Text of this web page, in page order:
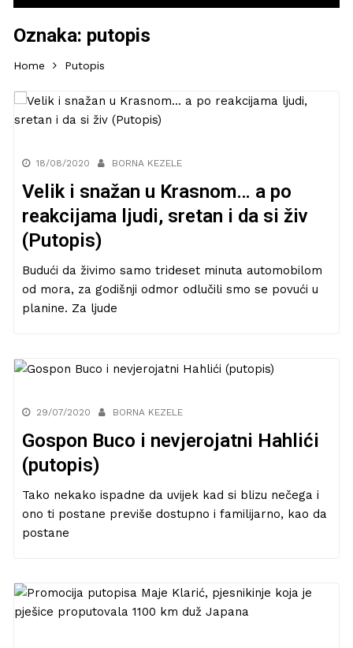
Oznaka: putopis
Home Putopis
18/08/2020 BORNA KEZELE
Velik i snažan u Krasnom… a po
reakcijama ljudi, sretan i da si živ
(Putopis)
Budući da živimo samo trideset minuta automobilom
od mora, za godišnji odmor odlučili smo se povući u
planine. Za ljude
29/07/2020 BORNA KEZELE
Gospon Buco i nevjerojatni Hahlići
(putopis)
Tako nekako ispadne da uvijek kad si blizu nečega i
ono ti postane previše dostupno i familijarno, kao da
postane